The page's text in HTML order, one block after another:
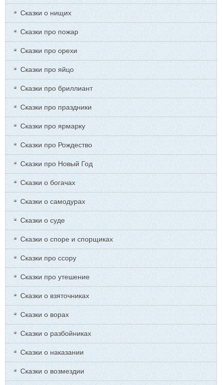
Сказки о нищих
Сказки про пожар
Сказки про орехи
Сказки про яйцо
Сказки про бриллиант
Сказки про праздники
Сказки про ярмарку
Сказки про Рождество
Сказки про Новый Год
Сказки о богачах
Сказки о самодурах
Сказки о суде
Сказки о споре и спорщиках
Сказки про ссору
Сказки про утешение
Сказки о взяточниках
Сказки о ворах
Сказки о разбойниках
Сказки о наказании
Сказки о возмездии